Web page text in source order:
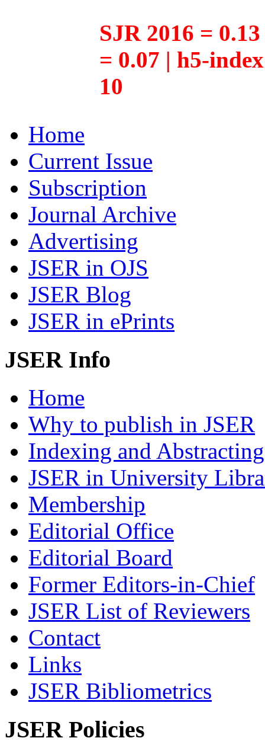
SJR 2016 =
= 0.07 | h5-
10
Home
Current Issue
Subscription
Journal Archive
Advertising
JSER in OJS
JSER Blog
JSER in ePrints
JSER Info
Home
Why to publish in JSER
Indexing and Abstracting
JSER in University
Membership
Editorial Office
Editorial Board
Former Editors-in-Chief
JSER List of Reviewers
Contact
Links
JSER Bibliometrics
JSER Policies